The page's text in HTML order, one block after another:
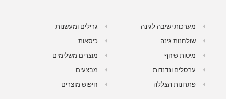
מערכות ישיבה לגינה
שולחנות גינה
מיטות שיזוף
ערסלים ונדנדות
פתרונות הצללה
גרילים ומעשנות
כיסאות
מוצרים משלימים
מבצעים
חיפוש מוצרים